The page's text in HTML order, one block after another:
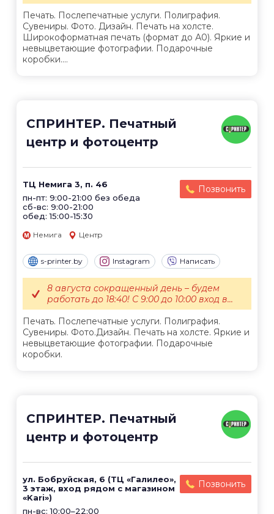
Печать. Послепечатные услуги. Полиграфия.
Сувениры. Фото. Дизайн. Печать на холсте.
Широкоформатная печать (формат до А0). Яркие и
невыцветающие фотографии. Подарочные
коробки....
СПРИНТЕР. Печатный
центр и фотоцентр
ТЦ Немига 3, п. 46
пн-пт: 9:00-21:00 без обеда
сб-вс: 9:00-21:00
обед: 15:00-15:30
Позвонить
Немига Центр
s-printer.by Instagram Написать
Печать. Послепечатные услуги. Полиграфия.
Сувениры. Фото.Дизайн. Печать на холсте. Яркие и
невыцветающие фотографии. Подарочные
коробки.
8 августа сокращенный день – будем
работать до 18:40! С 9:00 до 10:00 вход в...
СПРИНТЕР. Печатный
центр и фотоцентр
ул. Бобруйская, 6 (ТЦ «Галилео»,
3 этаж, вход рядом с магазином
«Kari»)
пн-вс: 10:00–22:00
Позвонить